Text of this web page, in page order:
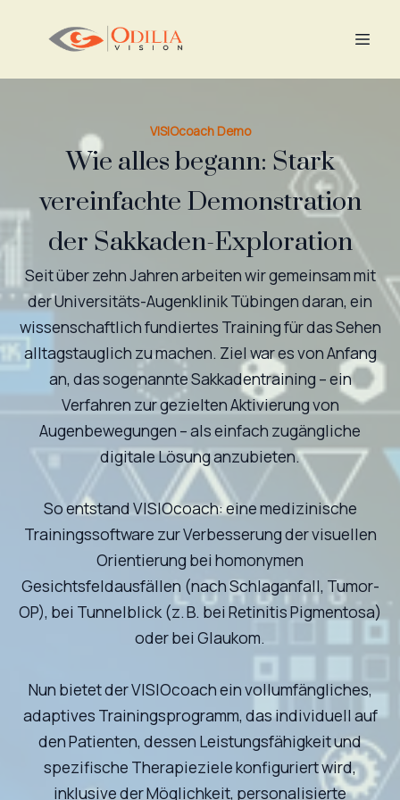
VISIOcoach Demo
Wie alles begann: Stark
vereinfachte Demonstration
der Sakkaden-Exploration
Seit über zehn Jahren arbeiten wir gemeinsam mit
der Universitäts-Augenklinik Tübingen daran, ein
wissenschaftlich fundiertes Training für das Sehen
alltagstauglich zu machen. Ziel war es von Anfang
an, das sogenannte Sakkadentraining – ein
Verfahren zur gezielten Aktivierung von
Augenbewegungen – als einfach zugängliche
digitale Lösung anzubieten.
So entstand VISIOcoach: eine medizinische
Trainingssoftware zur Verbesserung der visuellen
Orientierung bei homonymen
Gesichtsfeldausfällen (nach Schlaganfall, Tumor-
OP), bei Tunnelblick (z. B. bei Retinitis Pigmentosa)
oder bei Glaukom.
Nun bietet der VISIOcoach ein vollumfängliches,
adaptives Trainingsprogramm, das individuell auf
den Patienten, dessen Leistungsfähigkeit und
spezifische Therapieziele konfiguriert wird,
inklusive der Möglichkeit, personalisierte